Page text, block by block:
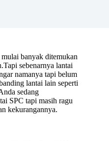
mulai banyak ditemukan
sebenarnya lantai
namanya tapi belum
lantai lain seperti
sedang
SPC tapi masih ragu
kekurangannya.